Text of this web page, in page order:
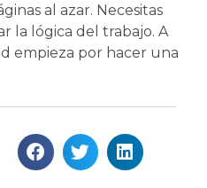
al azar. Necesitas
la lógica del trabajo. A
empieza por hacer una